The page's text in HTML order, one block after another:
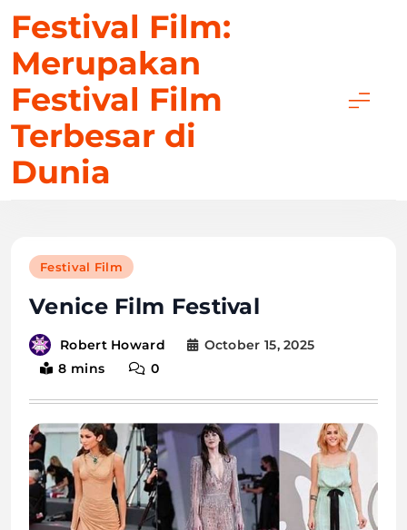
content
Festival Film:
Merupakan
Festival Film
Terbesar di
Dunia
Festival Film
Venice Film Festival
Robert Howard
October 15, 2025
8 mins
0